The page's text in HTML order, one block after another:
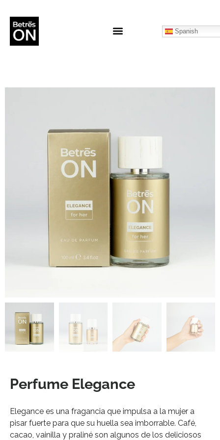
Spanish
Perfume Elegance
Elegance es una fragancia que impulsa a la mujer a
pisar fuerte para que su huella sea imborrable. Café,
cacao, vainilla y praliné son algunos de los deliciosos